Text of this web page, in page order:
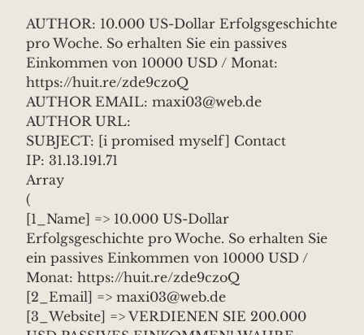
AUTHOR: 10.000 US-Dollar Erfolgsgeschichte
pro Woche. So erhalten Sie ein passives
Einkommen von 10000 USD / Monat:
https://huit.re/zde9czoQ
AUTHOR EMAIL: maxi03@web.de
AUTHOR URL:
SUBJECT: [i promised myself] Contact
IP: 31.13.191.71
Array
(
[1_Name] => 10.000 US-Dollar
Erfolgsgeschichte pro Woche. So erhalten Sie
ein passives Einkommen von 10000 USD /
Monat: https://huit.re/zde9czoQ
[2_Email] => maxi03@web.de
[3_Website] => VERDIENEN SIE 200.000